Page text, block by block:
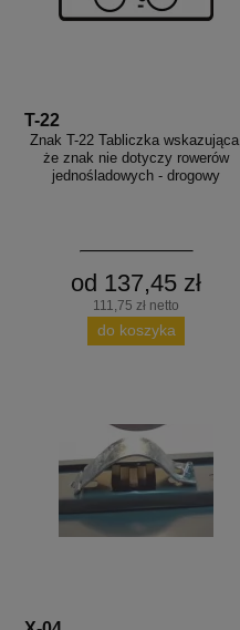
T-22
Znak T-22 Tabliczka wskazująca,
że znak nie dotyczy rowerów
jednośladowych - drogowy
od 137,45 zł
111,75 zł netto
do koszyka